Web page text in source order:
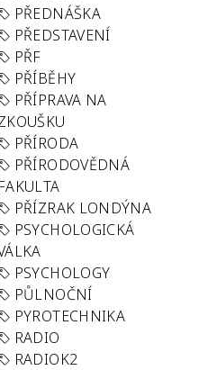
PŘEDNÁŠKA
PŘEDSTAVENÍ
PŘF
PŘÍBĚHY
PŘÍPRAVA NA
PŘÍRODA
PŘÍRODOVĚDNÁ
FAKULTA
PŘÍZRAK LONDÝNA
PSYCHOLOGICKÁ
PSYCHOLOGY
PŮLNOČNÍ
PYROTECHNIKA
RADIO
RADIOK2